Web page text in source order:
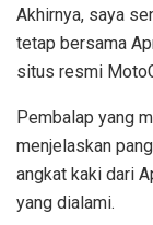
Akhirnya, saya
tetap bersama
situs resmi
Pembalap yang
menjelaskan
angkat kaki dari
yang dialami.